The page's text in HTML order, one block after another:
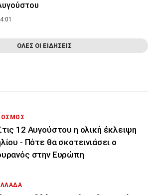
ΟΛΕΣ ΟΙ ΕΙΔΗΣΕΙΣ
12 Αυγούστου η ολική έκλειψη
- Πότε θα σκοτεινιάσει ο
στην Ευρώπη